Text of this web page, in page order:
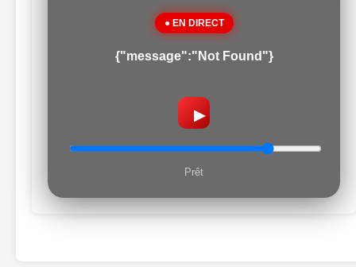
● EN DIRECT
{"message":"Not Found"}
▶
Prêt